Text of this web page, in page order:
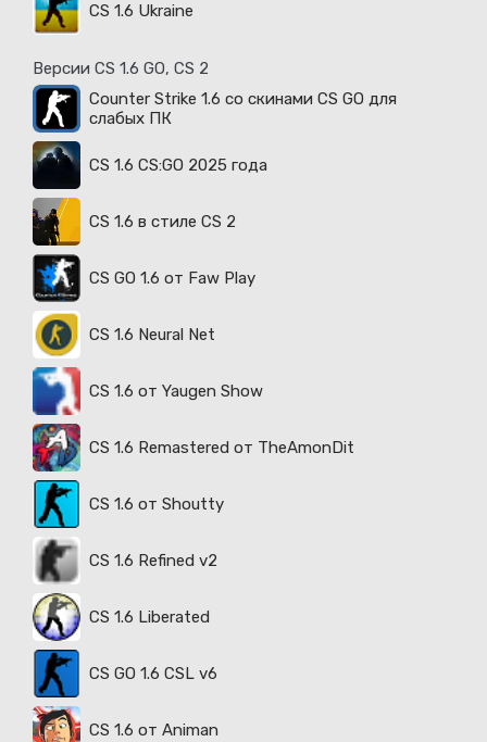
CS 1.6 Ukraine
Версии CS 1.6 GO, CS 2
Counter Strike 1.6 со скинами CS GO для
слабых ПК
CS 1.6 CS:GO 2025 года
CS 1.6 в стиле CS 2
CS GO 1.6 от Faw Play
CS 1.6 Neural Net
CS 1.6 от Yaugen Show
CS 1.6 Remastered от TheAmonDit
CS 1.6 от Shoutty
CS 1.6 Refined v2
CS 1.6 Liberated
CS GO 1.6 CSL v6
CS 1.6 от Animan